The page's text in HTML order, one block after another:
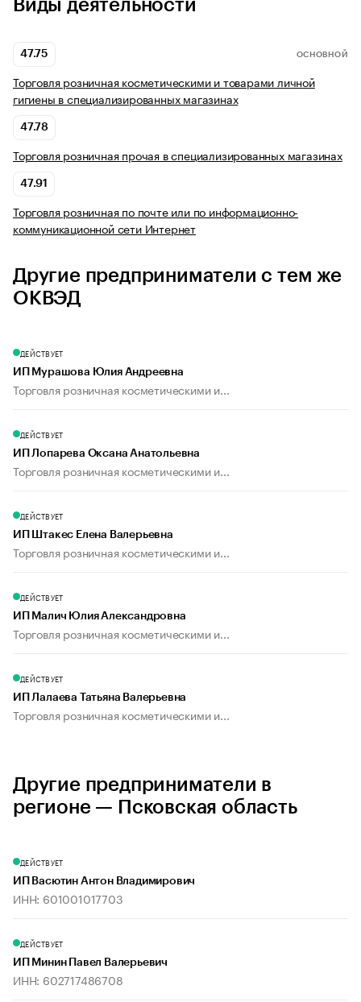
Виды деятельности
47.75 ОСНОВНОЙ
Торговля розничная косметическими и товарами личной
гигиены в специализированных магазинах
47.78
Торговля розничная прочая в специализированных магазинах
47.91
Торговля розничная по почте или по информационно-
коммуникационной сети Интернет
Другие предприниматели с тем же
ОКВЭД
ДЕЙСТВУЕТ
ИП Мурашова Юлия Андреевна
Торговля розничная косметическими и...
ДЕЙСТВУЕТ
ИП Лопарева Оксана Анатольевна
Торговля розничная косметическими и...
ДЕЙСТВУЕТ
ИП Штакес Елена Валерьевна
Торговля розничная косметическими и...
ДЕЙСТВУЕТ
ИП Малич Юлия Александровна
Торговля розничная косметическими и...
ДЕЙСТВУЕТ
ИП Лалаева Татьяна Валерьевна
Торговля розничная косметическими и...
Другие предприниматели в
регионе — Псковская область
ДЕЙСТВУЕТ
ИП Васютин Антон Владимирович
ИНН: 601001017703
ДЕЙСТВУЕТ
ИП Минин Павел Валерьевич
ИНН: 602717486708